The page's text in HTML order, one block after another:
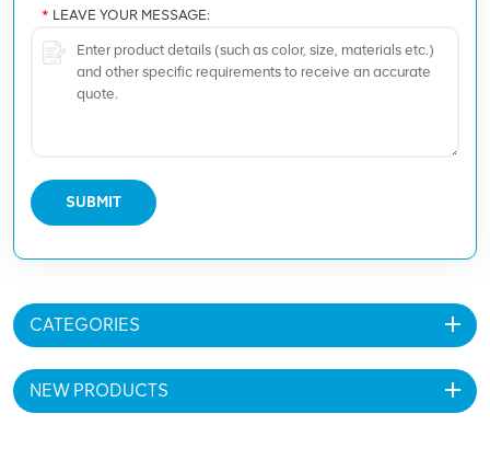
* LEAVE YOUR MESSAGE:
SUBMIT
CATEGORIES
NEW PRODUCTS